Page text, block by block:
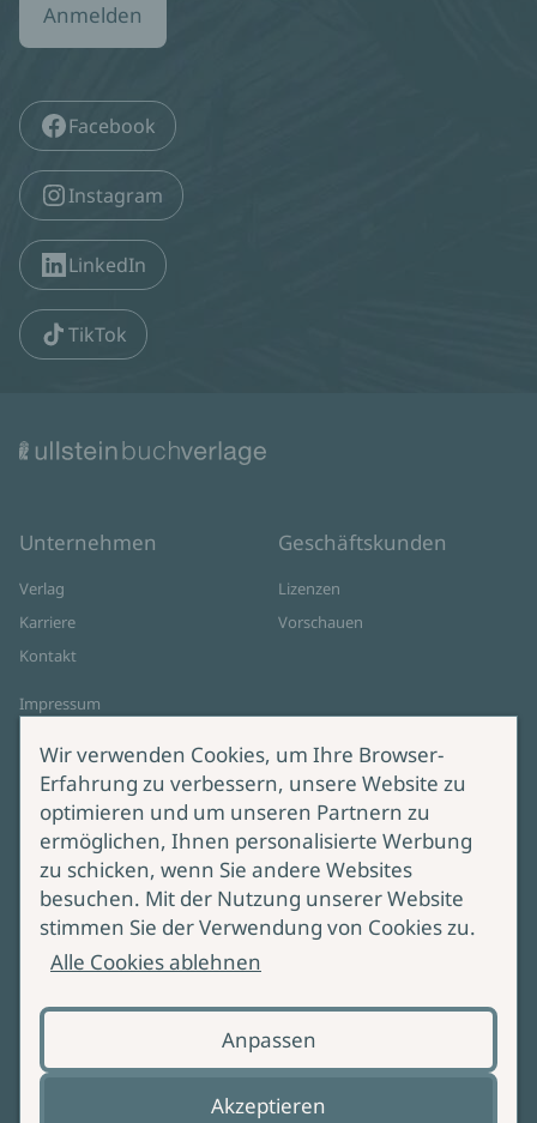
Anmelden
Facebook
Instagram
LinkedIn
TikTok
Unternehmen
Verlag
Karriere
Kontakt
Impressum
Cookie-Einstellungen
AGB Online Shop
Geschäftskunden
Lizenzen
Vorschauen
Service
Lieferung & Versand
Produktsicherheit
Bei Fragen zur Produktsicherheit
wenden Sie sich bitte an
Wir verwenden Cookies, um Ihre Browser-
Erfahrung zu verbessern, unsere Website zu
optimieren und um unseren Partnern zu
ermöglichen, Ihnen personalisierte Werbung
zu schicken, wenn Sie andere Websites
besuchen. Mit der Nutzung unserer Website
stimmen Sie der Verwendung von Cookies zu.
Alle Cookies ablehnen
Anpassen
Akzeptieren